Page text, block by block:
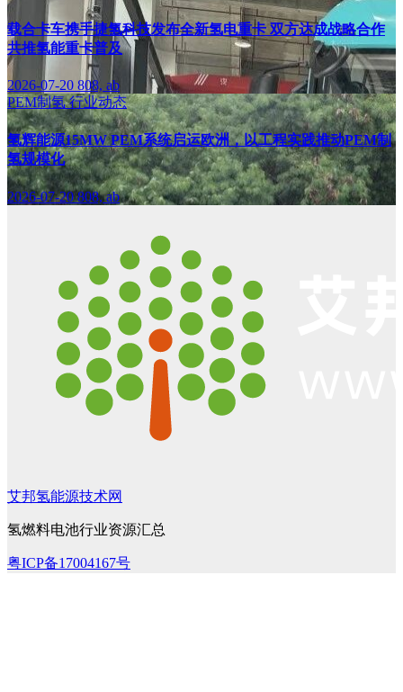
载合卡车携手捷氢科技发布全新氢电重卡 双方达成战略合作
共推氢能重卡普及
2026-07-20 808, ab
PEM制氢行业动态
氢辉能源15MW PEM系统启运欧洲，以工程实践推动PEM制
氢规模化
2026-07-20808, ab
艾邦氢能源技术网
氢燃料电池行业资源汇总
粤ICP备17004167号